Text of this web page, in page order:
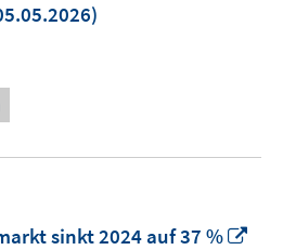
sinkt 2024 auf 37 %